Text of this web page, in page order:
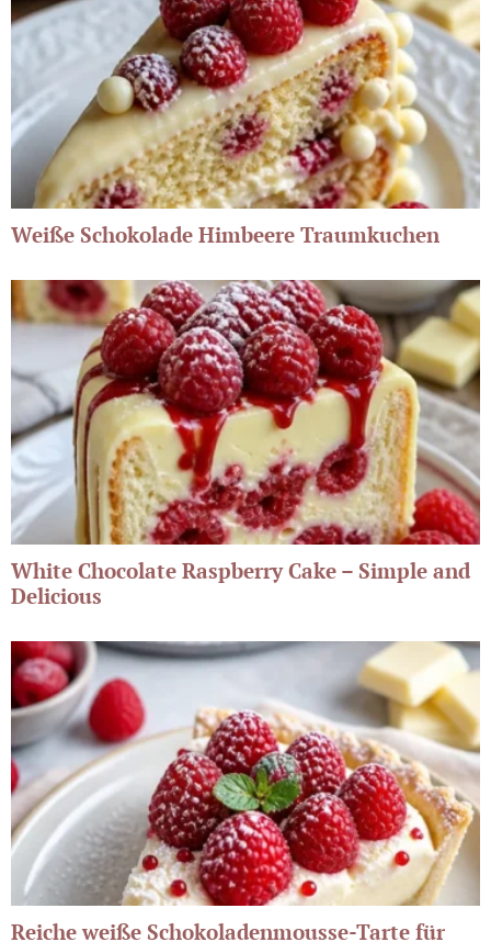
Weiße Schokolade Himbeere Traumkuchen
White Chocolate Raspberry Cake – Simple and
Delicious
Reiche weiße Schokoladenmousse-Tarte für